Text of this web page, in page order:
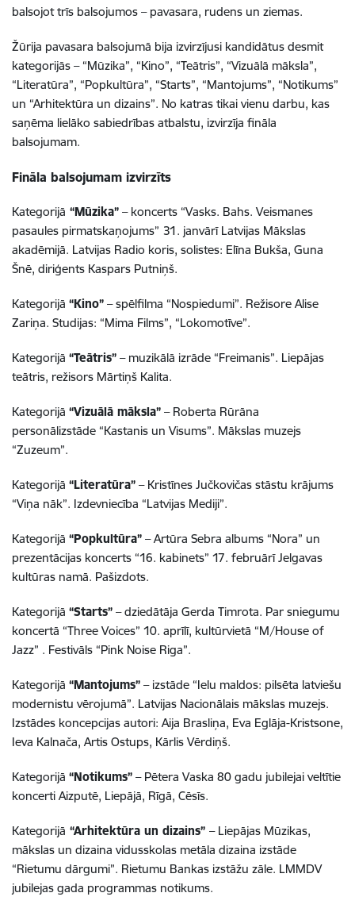
balsojot trīs balsojumos – pavasara, rudens un ziemas.
Žūrija pavasara balsojumā bija izvirzījusi kandidātus desmit
kategorijās – “Mūzika”, “Kino”, “Teātris”, “Vizuālā māksla”,
“Literatūra”, “Popkultūra”, “Starts”, “Mantojums”, “Notikums”
un “Arhitektūra un dizains”. No katras tikai vienu darbu, kas
saņēma lielāko sabiedrības atbalstu, izvirzīja fināla
balsojumam.
Fināla balsojumam izvirzīts
Kategorijā “Mūzika” – koncerts “Vasks. Bahs. Veismanes
pasaules pirmatskaņojums” 31. janvārī Latvijas Mākslas
akadēmijā. Latvijas Radio koris, solistes: Elīna Bukša, Guna
Šnē, diriģents Kaspars Putniņš.
Kategorijā “Kino” – spēlfilma “Nospiedumi”. Režisore Alise
Zariņa. Studijas: “Mima Films”, “Lokomotīve”.
Kategorijā “Teātris” – muzikālā izrāde “Freimanis”. Liepājas
teātris, režisors Mārtiņš Kalita.
Kategorijā “Vizuālā māksla” – Roberta Rūrāna
personālizstāde “Kastanis un Visums”. Mākslas muzejs
“Zuzeum”.
Kategorijā “Literatūra” – Kristīnes Jučkovičas stāstu krājums
“Viņa nāk”. Izdevniecība “Latvijas Mediji”.
Kategorijā “Popkultūra” – Artūra Sebra albums “Nora” un
prezentācijas koncerts “16. kabinets” 17. februārī Jelgavas
kultūras namā. Pašizdots.
Kategorijā “Starts” – dziedātāja Gerda Timrota. Par sniegumu
koncertā “Three Voices” 10. aprīlī, kultūrvietā “M/House of
Jazz” . Festivāls “Pink Noise Riga”.
Kategorijā “Mantojums” – izstāde “Ielu maldos: pilsēta latviešu
modernistu vērojumā”. Latvijas Nacionālais mākslas muzejs.
Izstādes koncepcijas autori: Aija Brasliņa, Eva Eglāja-Kristsone,
Ieva Kalnača, Artis Ostups, Kārlis Vērdiņš.
Kategorijā “Notikums” – Pētera Vaska 80 gadu jubilejai veltītie
koncerti Aizputē, Liepājā, Rīgā, Cēsīs.
Kategorijā “Arhitektūra un dizains” – Liepājas Mūzikas,
mākslas un dizaina vidusskolas metāla dizaina izstāde
“Rietumu dārgumi”. Rietumu Bankas izstāžu zāle. LMMDV
jubilejas gada programmas notikums.